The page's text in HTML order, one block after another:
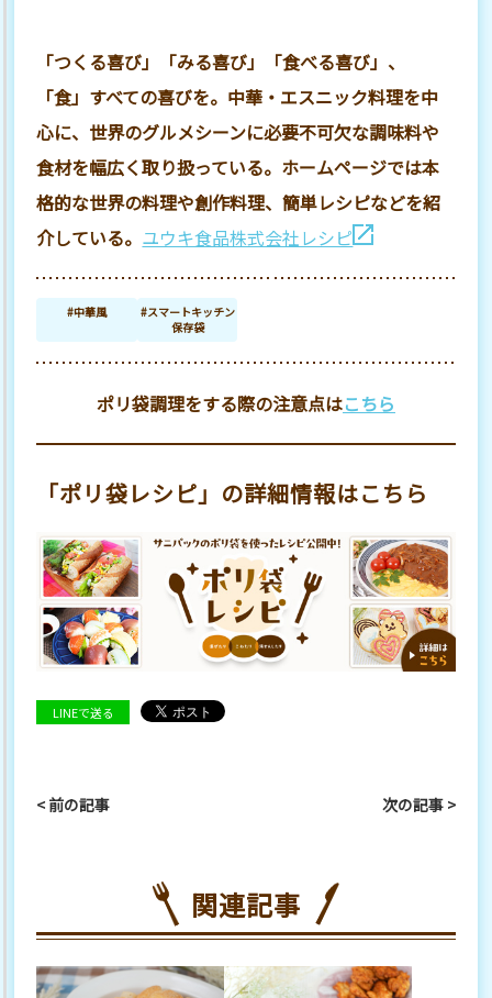
「つくる喜び」「みる喜び」「食べる喜び」、
「食」すべての喜びを。中華・エスニック料理を中
心に、世界のグルメシーンに必要不可欠な調味料や
食材を幅広く取り扱っている。ホームページでは本
格的な世界の料理や創作料理、簡単レシピなどを紹
介している。 ユウキ食品株式会社レシピ
#中華風
#スマートキッチン
保存袋
ポリ袋調理をする際の注意点はこちら
「ポリ袋レシピ」の詳細情報はこちら
LINEで送る
< 前の記事 次の記事 >
関連記事